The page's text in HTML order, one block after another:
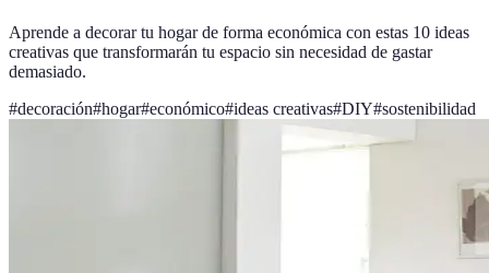
Aprende a decorar tu hogar de forma económica con estas 10 ideas
creativas que transformarán tu espacio sin necesidad de gastar
demasiado.
#decoración#hogar#económico#ideas creativas#DIY#sostenibilidad